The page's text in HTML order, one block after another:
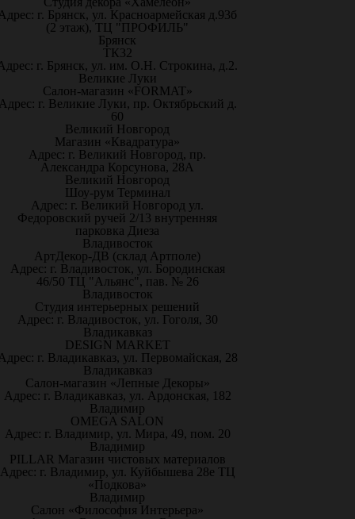
г. Брянск, ул. Красноармейская д.93б
(2 этаж), ТЦ "ПРОФИЛЬ"
Брянск
ТК32
г. Брянск, ул. им. О.Н. Строкина, д.2.
Великие Луки
Салон-магазин «FORMAT»
г. Великие Луки, пр. Октябрьский д.
60
Великий Новгород
Магазин «Квадратура»
Адрес: г. Великий Новгород, пр.
Александра Корсунова, 28А
Великий Новгород
Шоу-рум Терминал
Адрес: г. Великий Новгород ул.
Федоровский ручей 2/13 внутренняя
парковка Диеза
Владивосток
АртДекор-ДВ (склад Артполе)
Адрес: г. Владивосток, ул. Бородинская
46/50 ТЦ "Альянс", пав. № 26
Владивосток
Студия интерьерных решений
Адрес: г. Владивосток, ул. Гоголя, 30
Владикавказ
DESIGN MARKET
г. Владикавказ, ул. Первомайская, 28
Владикавказ
Салон-магазин «Лепные Декоры»
Адрес: г. Владикавказ, ул. Ардонская, 182
Владимир
OMEGA SALON
Адрес: г. Владимир, ул. Мира, 49, пом. 20
Владимир
PILLAR Магазин чистовых материалов
Адрес: г. Владимир, ул. Куйбышева 28е ТЦ
«Подкова»
Владимир
Салон «Философия Интерьера»